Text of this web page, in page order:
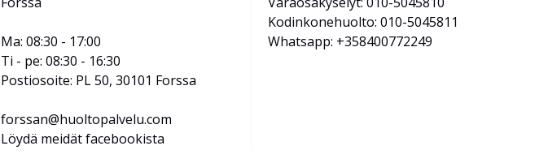
Ma: 08:30 - 17:00
Ti - pe: 08:30 - 16:30
Postiosoite: PL 50, 30101 Forssa
forssan@huoltopalvelu.com
Löydä meidät facebookista
Kodinkonehuolto: 010-5045811
Whatsapp: +358400772249